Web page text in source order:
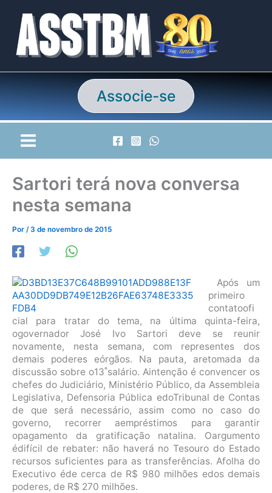
conteúdo
Associe-se
Sartori terá nova conversa
nesta semana
Por /3 de novembro de 2015
Após um
primeiro
contatoofi
cial para tratar do tema, na última quinta-feira,
ogovernador José Ivo Sartori deve se reunir
novamente, nesta semana, com representes dos
demais poderes eórgãos. Na pauta, aretomada da
discussão sobre o13˚salário. Aintenção é convencer os
chefes do Judiciário, Ministério Público, da Assembleia
Legislativa, Defensoria Pública edoTribunal de Contas
de que será necessário, assim como no caso do
governo, recorrer aempréstimos para garantir
opagamento da gratificação natalina. Oargumento
édifícil de rebater: não haverá no Tesouro do Estado
recursos suficientes para as transferências. Afolha do
Executivo éde cerca de R$ 980 milhões edos demais
poderes, de R$ 270 milhões.